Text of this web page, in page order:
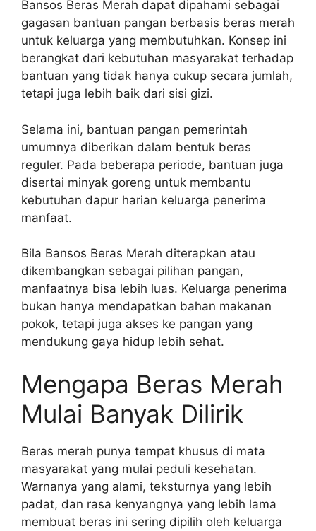
Bansos Beras Merah dapat dipahami sebagai
gagasan bantuan pangan berbasis beras merah
untuk keluarga yang membutuhkan. Konsep ini
berangkat dari kebutuhan masyarakat terhadap
bantuan yang tidak hanya cukup secara jumlah,
tetapi juga lebih baik dari sisi gizi.
Selama ini, bantuan pangan pemerintah
umumnya diberikan dalam bentuk beras
reguler. Pada beberapa periode, bantuan juga
disertai minyak goreng untuk membantu
kebutuhan dapur harian keluarga penerima
manfaat.
Bila Bansos Beras Merah diterapkan atau
dikembangkan sebagai pilihan pangan,
manfaatnya bisa lebih luas. Keluarga penerima
bukan hanya mendapatkan bahan makanan
pokok, tetapi juga akses ke pangan yang
mendukung gaya hidup lebih sehat.
Mengapa Beras Merah
Mulai Banyak Dilirik
Beras merah punya tempat khusus di mata
masyarakat yang mulai peduli kesehatan.
Warnanya yang alami, teksturnya yang lebih
padat, dan rasa kenyangnya yang lebih lama
membuat beras ini sering dipilih oleh keluarga